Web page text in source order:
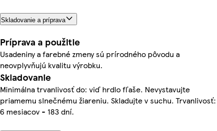
Skladovanie a príprava
Príprava a použitie
Usadeniny a farebné zmeny sú prírodného pôvodu a
neovplyvňujú kvalitu výrobku.
Skladovanie
Minimálna trvanlivosť do: viď hrdlo fľaše. Nevystavujte
priamemu slnečnému žiareniu. Skladujte v suchu. Trvanlivosť:
6 mesiacov - 183 dní.